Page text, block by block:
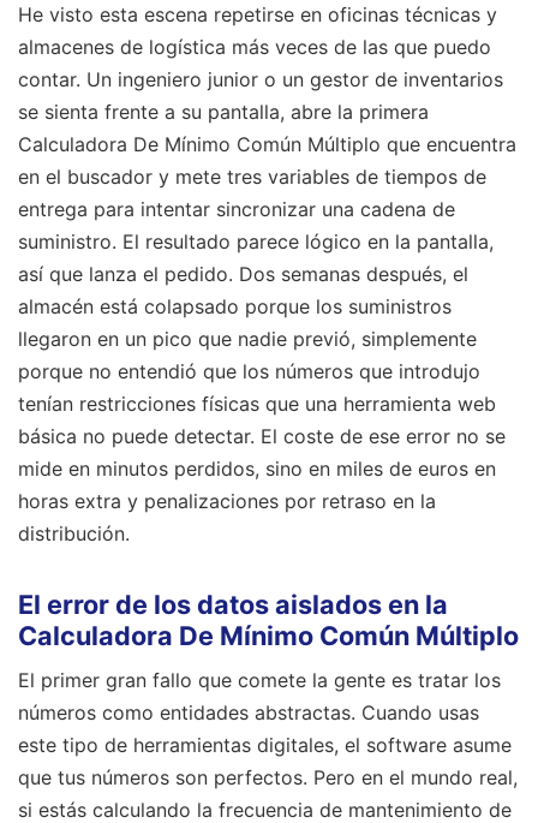
He visto esta escena repetirse en oficinas técnicas y
almacenes de logística más veces de las que puedo
contar. Un ingeniero junior o un gestor de inventarios
se sienta frente a su pantalla, abre la primera
Calculadora De Mínimo Común Múltiplo que encuentra
en el buscador y mete tres variables de tiempos de
entrega para intentar sincronizar una cadena de
suministro. El resultado parece lógico en la pantalla,
así que lanza el pedido. Dos semanas después, el
almacén está colapsado porque los suministros
llegaron en un pico que nadie previó, simplemente
porque no entendió que los números que introdujo
tenían restricciones físicas que una herramienta web
básica no puede detectar. El coste de ese error no se
mide en minutos perdidos, sino en miles de euros en
horas extra y penalizaciones por retraso en la
distribución.
El error de los datos aislados en la
Calculadora De Mínimo Común Múltiplo
El primer gran fallo que comete la gente es tratar los
números como entidades abstractas. Cuando usas
este tipo de herramientas digitales, el software asume
que tus números son perfectos. Pero en el mundo real,
si estás calculando la frecuencia de mantenimiento de